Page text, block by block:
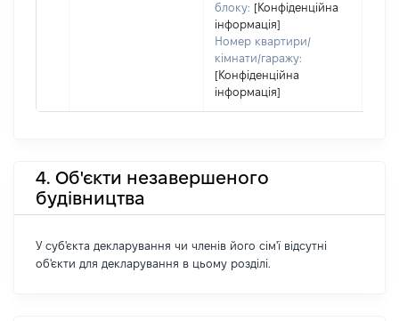
блоку: [Конфіденційна
інформація]
Номер квартири/
кімнати/гаражу:
[Конфіденційна
інформація]
4. Об'єкти незавершеного
будівництва
У суб'єкта декларування чи членів його сім'ї відсутні
об'єкти для декларування в цьому розділі.